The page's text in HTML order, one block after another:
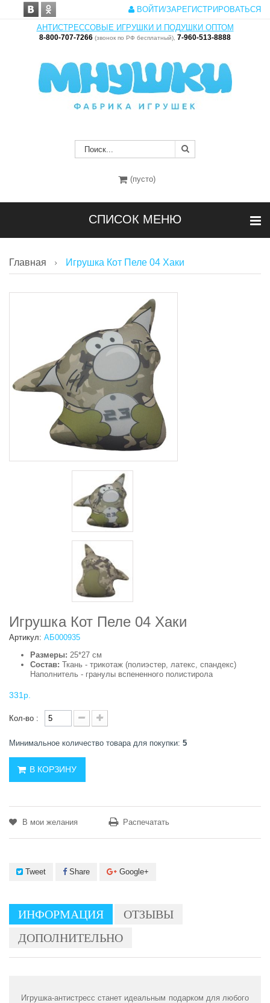
ВОЙТИ/ЗАРЕГИСТРИРОВАТЬСЯ
АНТИСТРЕССОВЫЕ ИГРУШКИ И ПОДУШКИ ОПТОМ
8-800-707-7266 (звонок по РФ бесплатный), 7-960-513-8888
(пусто)
СПИСОК МЕНЮ
Главная Игрушка Кот Пеле 04 Хаки
Игрушка Кот Пеле 04 Хаки
Артикул: АБ000935
Размеры: 25*27 см
Состав: Ткань - трикотаж (полиэстер, латекс, спандекс)
Наполнитель - гранулы вспененного полистирола
331р.
Кол-во :
Минимальное количество товара для покупки: 5
В КОРЗИНУ
В мои желания Распечатать
Tweet Share Google+
ИНФОРМАЦИЯ
ОТЗЫВЫ
ДОПОЛНИТЕЛЬНО
Игрушка-антистресс станет идеальным подарком для любого